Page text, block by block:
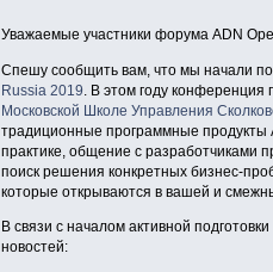
Уважаемые участники форума ADN
Спешу сообщить вам, что мы начали
Russia 2019 . В этом году конференция
Московской Школе Управления
традиционные программные продукты
практике, общение с разработчиками
поиск решения конкретных бизнес-
которые открываются в вашей и
В связи с началом активной
новостей: